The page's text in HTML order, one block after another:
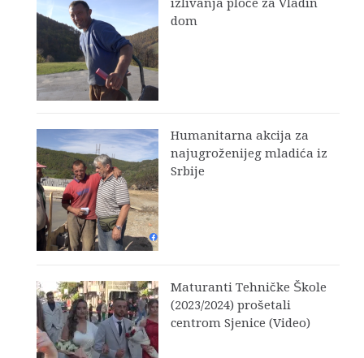
izlivanja ploče za Vladin
dom
Humanitarna akcija za
najugroženijeg mladića iz
Srbije
Maturanti Tehničke Škole
(2023/2024) prošetali
centrom Sjenice (Video)